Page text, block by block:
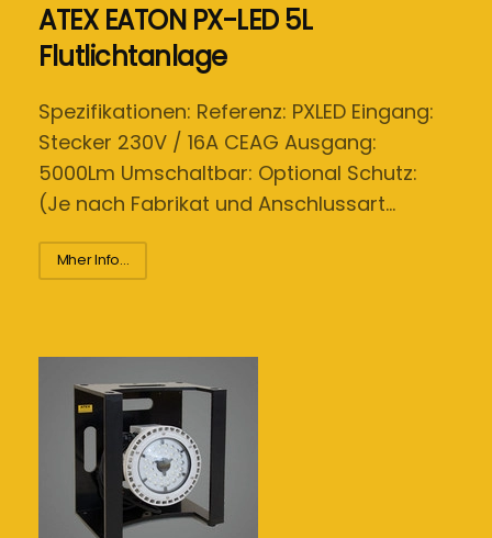
ATEX EATON PX-LED 5L
Flutlichtanlage
Spezifikationen: Referenz: PXLED Eingang:
Stecker 230V / 16A CEAG Ausgang:
5000Lm Umschaltbar: Optional Schutz:
(Je nach Fabrikat und Anschlussart…
Mher Info...